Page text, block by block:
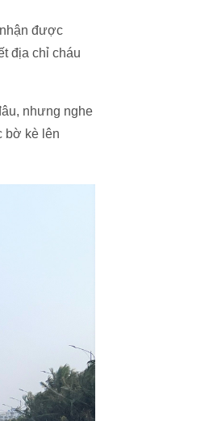
được
địa chỉ cháu
nhưng nghe
bờ kè lên